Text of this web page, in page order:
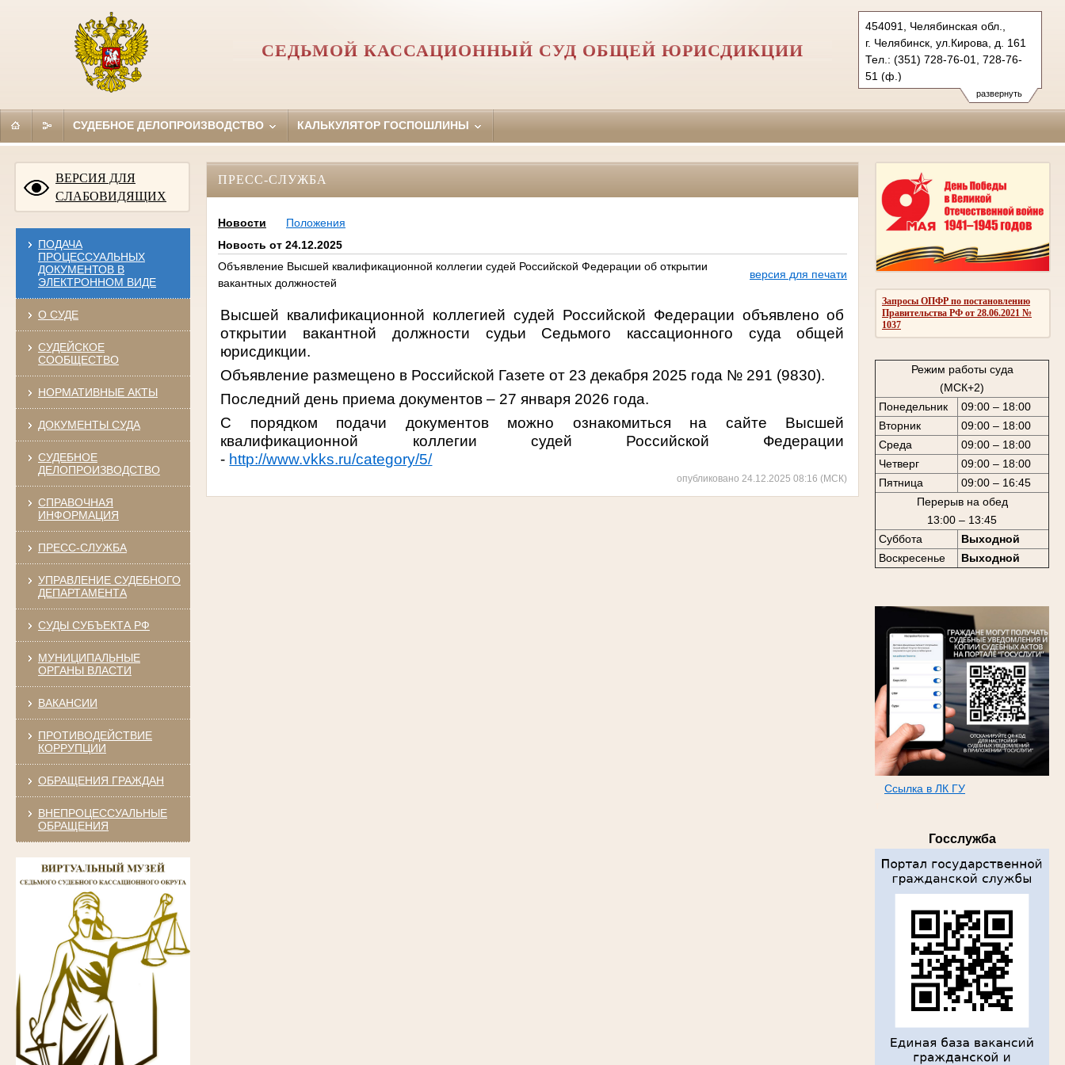
развернуть
454091, Челябинская обл.,
г. Челябинск, ул.Кирова, д. 161
Тел.: (351) 728-76-01, 728-76-
51 (ф.)
СЕДЬМОЙ КАССАЦИОННЫЙ СУД ОБЩЕЙ ЮРИСДИКЦИИ
СУДЕБНОЕ ДЕЛОПРОИЗВОДСТВО КАЛЬКУЛЯТОР ГОСПОШЛИНЫ
ВЕРСИЯ ДЛЯ
СЛАБОВИДЯЩИХ
ПОДАЧА
ПРОЦЕССУАЛЬНЫХ
ДОКУМЕНТОВ В
ЭЛЕКТРОННОМ ВИДЕ
О СУДЕ
СУДЕЙСКОЕ
СООБЩЕСТВО
НОРМАТИВНЫЕ АКТЫ
ДОКУМЕНТЫ СУДА
СУДЕБНОЕ
ДЕЛОПРОИЗВОДСТВО
СПРАВОЧНАЯ
ИНФОРМАЦИЯ
ПРЕСС-СЛУЖБА
УПРАВЛЕНИЕ СУДЕБНОГО
ДЕПАРТАМЕНТА
СУДЫ СУБЪЕКТА РФ
МУНИЦИПАЛЬНЫЕ
ОРГАНЫ ВЛАСТИ
ВАКАНСИИ
ПРОТИВОДЕЙСТВИЕ
КОРРУПЦИИ
ОБРАЩЕНИЯ ГРАЖДАН
ВНЕПРОЦЕССУАЛЬНЫЕ
ОБРАЩЕНИЯ
Запросы ОПФР по постановлению
Правительства РФ от 28.06.2021 №
1037
Режим работы суда
(МСК+2)
Понедельник
09:00 – 18:00
Вторник
09:00 – 18:00
Среда
09:00 – 18:00
Четверг
09:00 – 18:00
Пятница
09:00 – 16:45
Перерыв на обед
13:00 – 13:45
Суббота
Выходной
Воскресенье
Выходной
Ссылка в ЛК ГУ
Госслужба
ПРЕСС-СЛУЖБА
Новости
Положения
Новость от 24.12.2025
Объявление Высшей квалификационной коллегии судей Российской Федерации об открытии
вакантных должностей
версия для печати
Высшей квалификационной коллегией судей Российской Федерации объявлено об
открытии вакантной должности судьи Седьмого кассационного суда общей
юрисдикции.
Объявление размещено в Российской Газете от 23 декабря 2025 года № 291 (9830).
Последний день приема документов – 27 января 2026 года.
С порядком подачи документов можно ознакомиться на сайте Высшей
квалификационной коллегии судей Российской Федерации
- http://www.vkks.ru/category/5/
опубликовано 24.12.2025 08:16 (МСК)